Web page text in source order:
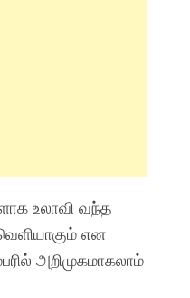
உலாவி வந்த
என
அறிமுகமாகலாம்